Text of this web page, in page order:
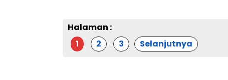
Halaman :
1
2 3 Selanjutnya